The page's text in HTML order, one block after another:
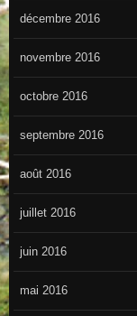
décembre 2016
novembre 2016
octobre 2016
septembre 2016
août 2016
juillet 2016
juin 2016
mai 2016